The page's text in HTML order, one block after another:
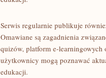
Serwis regularnie publikuje
Omawiane są zagadnienia
quizów, platform e-
użytkownicy mogą poznawać
edukacji.